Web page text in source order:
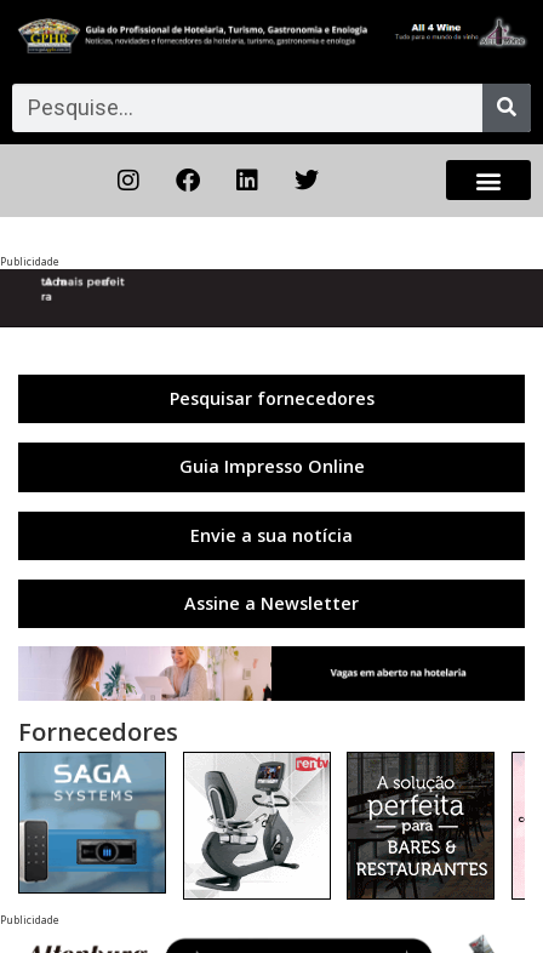
Publicidade
Pesquisar fornecedores
Guia Impresso Online
Envie a sua notícia
Assine a Newsletter
Fornecedores
Publicidade